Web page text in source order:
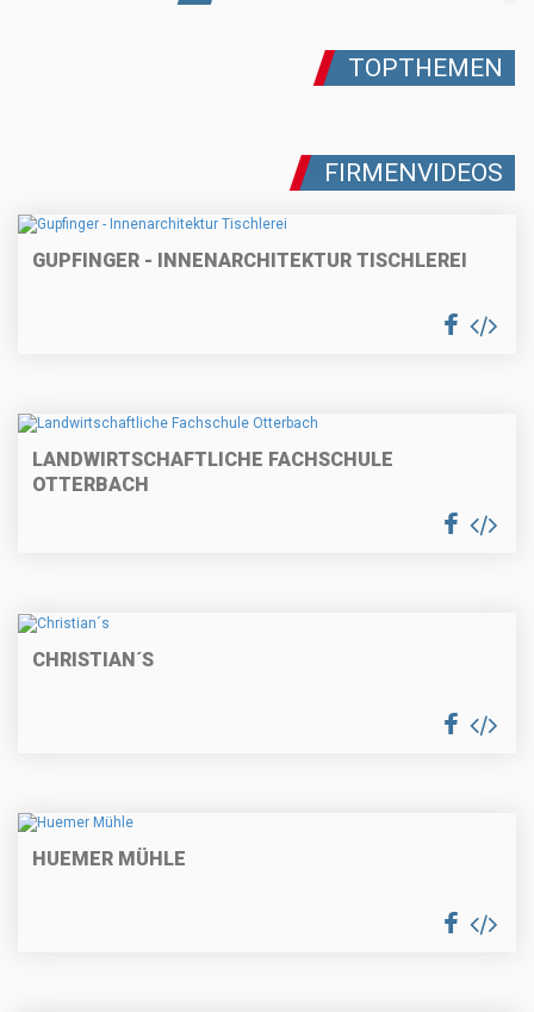
TOPTHEMEN
FIRMENVIDEOS
GUPFINGER - INNENARCHITEKTUR TISCHLEREI
LANDWIRTSCHAFTLICHE FACHSCHULE
OTTERBACH
CHRISTIAN´S
HUEMER MÜHLE